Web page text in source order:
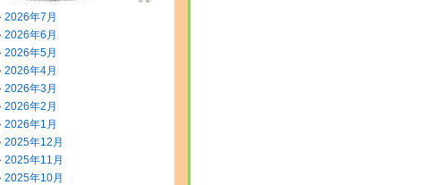
2026年7月
2026年6月
2026年5月
2026年4月
2026年3月
2026年2月
2026年1月
2025年12月
2025年11月
2025年10月